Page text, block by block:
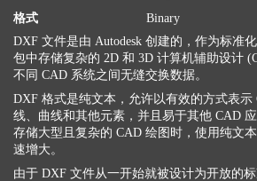
格式
Binary
DXF 文件是由 Autodesk 创建的，作为标准
包中存储复杂的 2D 和 3D 计算机辅助设计
不同 CAD 系统之间无缝交换数据。
DXF 格式是纯文本，允许以有效的方式表示
线、曲线和其他元素，并且易于其他 CAD
存储大型且复杂的 CAD 绘图时，使用纯文
速增大。
由于 DXF 文件从一开始就被设计为开放的